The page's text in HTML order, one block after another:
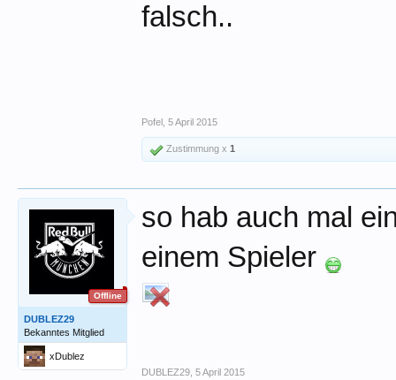
falsch..
Pofel 5 April 2015
Zustimmung x 1
Offline
DUBLEZ29
Bekanntes Mitglied
xDublez
so hab auch mal
einem Spieler
DUBLEZ29 5 April 2015